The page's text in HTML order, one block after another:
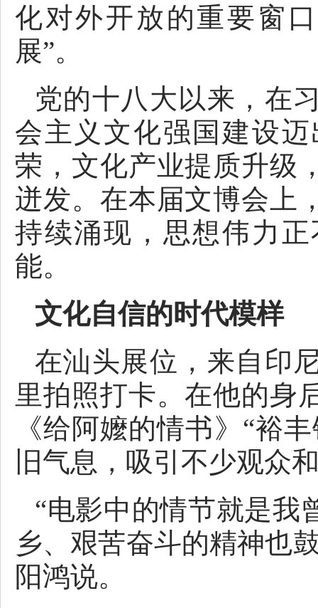
化对外开放的重要窗
展”。
党的十八大以来，在
会主义文化强国建设
荣，文化产业提质升级
迸发。在本届文博会上
持续涌现，思想伟力
能。
文化自信的时代模样
在汕头展位，来自印
里拍照打卡。在他的身
《给阿嬤的情书》“裕
旧气息，吸引不少观众
“电影中的情节就是我
乡、艰苦奋斗的精神也
阳鸿说。